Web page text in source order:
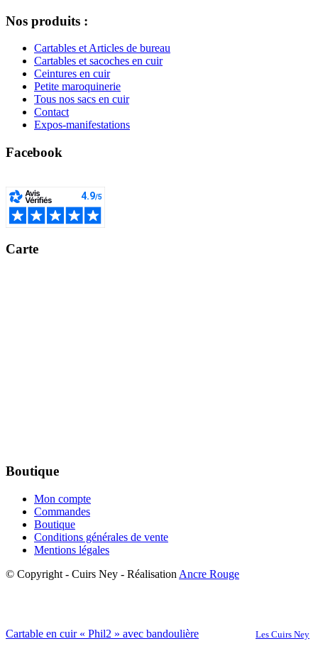
Nos produits :
Cartables et Articles de bureau
Cartables et sacoches en cuir
Ceintures en cuir
Petite maroquinerie
Tous nos sacs en cuir
Contact
Expos-manifestations
Facebook
Carte
Boutique
Mon compte
Commandes
Boutique
Conditions générales de vente
Mentions légales
© Copyright - Cuirs Ney - Réalisation Ancre Rouge
Cartable en cuir « Phil2 » avec bandoulière Les Cuirs Ney